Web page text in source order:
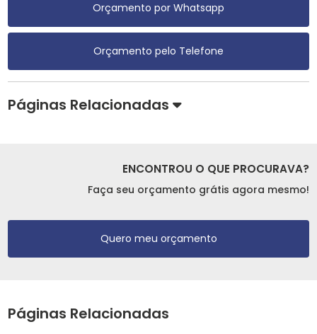
Orçamento por Whatsapp
Orçamento pelo Telefone
Páginas Relacionadas
ENCONTROU O QUE PROCURAVA?
Faça seu orçamento grátis agora mesmo!
Quero meu orçamento
Páginas Relacionadas